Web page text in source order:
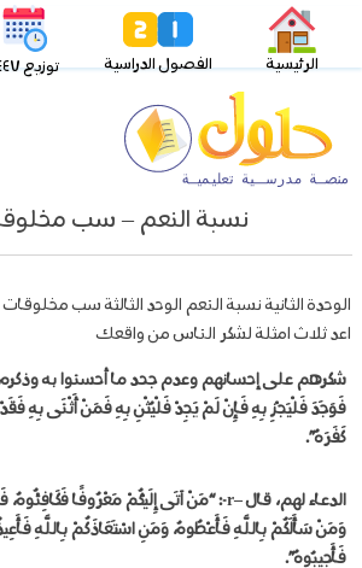
الرئيسية الفصول الدراسية توزيع ١٤٤٧
نسبة النعم – سب
الوحدة الثانية نسبة النعم الوحد الثالثة سب مخلوقات
اعد ثلاث امثلة لشكر الناس من واقعك
شكرهم على إحسانهم وعدم جحد ما أحسنوا به
فَوَجَدَ فَلْيَجْزِ بِهِ فَإِنْ لَمْ يَجِدْ فَلْيُثْنِ بِهِ فَمَنْ أَثْنَى بِهِ
كَفَرَهُ”.
الدعاء لهم، قال –r
-: “مَنْ آتَى إِلَيْكُمْ مَعْرُوفًا فَكَافِئُوهُ،
وَمَنْ سَأَلَكُمْ بِاللَّهِ فَأَعْطُوهُ، وَمَنِ اسْتَعَاذَكُمْ بِاللَّهِ
فَأَجِيبُوهُ”.